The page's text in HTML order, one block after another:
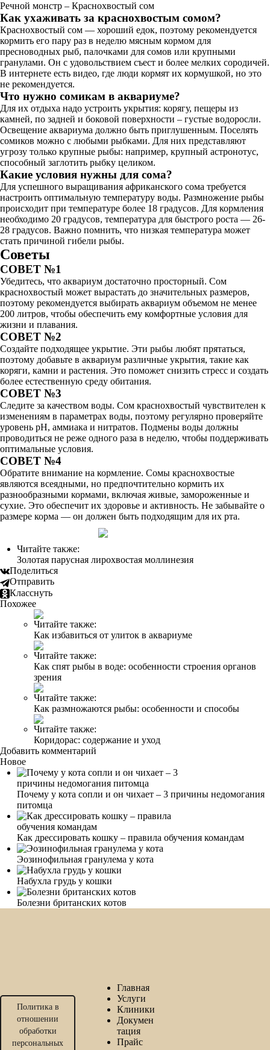
Речной монстр – Краснохвостый сом
Как ухаживать за краснохвостым сомом?
Краснохвостый сом — хороший едок, поэтому рекомендуется
кормить его пару раз в неделю мясным кормом для
пресноводных рыб, палочками для сомов или крупными
гранулами. Он с удовольствием съест и более мелких сородичей.
В интернете есть видео, где люди кормят их кормушкой, но это
не рекомендуется.
Что нужно сомикам в аквариуме?
Для их отдыха надо устроить укрытия: корягу, пещеры из
камней, по задней и боковой поверхности – густые водоросли.
Освещение аквариума должно быть приглушенным. Поселять
сомиков можно с любыми рыбками. Для них представляют
угрозу только крупные рыбы: например, крупный астронотус,
способный заглотить рыбку целиком.
Какие условия нужны для сома?
Для успешного выращивания африканского сома требуется
настроить оптимальную температуру воды. Размножение рыбы
происходит при температуре более 18 градусов. Для кормления
необходимо 20 градусов, температура для быстрого роста — 26-
28 градусов. Важно помнить, что низкая температура может
стать причиной гибели рыбы.
Советы
СОВЕТ №1
Убедитесь, что аквариум достаточно просторный. Сом
краснохвостый может вырастать до значительных размеров,
поэтому рекомендуется выбирать аквариум объемом не менее
200 литров, чтобы обеспечить ему комфортные условия для
жизни и плавания.
СОВЕТ №2
Создайте подходящее укрытие. Эти рыбы любят прятаться,
поэтому добавьте в аквариум различные укрытия, такие как
коряги, камни и растения. Это поможет снизить стресс и создать
более естественную среду обитания.
СОВЕТ №3
Следите за качеством воды. Сом краснохвостый чувствителен к
изменениям в параметрах воды, поэтому регулярно проверяйте
уровень pH, аммиака и нитратов. Подмены воды должны
проводиться не реже одного раза в неделю, чтобы поддерживать
оптимальные условия.
СОВЕТ №4
Обратите внимание на кормление. Сомы краснохвостые
являются всеядными, но предпочтительно кормить их
разнообразными кормами, включая живые, замороженные и
сухие. Это обеспечит их здоровье и активность. Не забывайте о
размере корма — он должен быть подходящим для их рта.
Читайте также:
Золотая парусная лирохвостая моллинезия
Поделиться
Отправить
Класснуть
Похожее
Читайте также:
Как избавиться от улиток в аквариуме
Читайте также:
Как спят рыбы в воде: особенности строения органов
зрения
Читайте также:
Как размножаются рыбы: особенности и способы
Читайте также:
Коридорас: содержание и уход
Добавить комментарий
Новое
Почему у кота сопли и он чихает – 3 причины недомогания
питомца
Как дрессировать кошку – правила обучения командам
Эозинофильная гранулема у кота
Набухла грудь у кошки
Болезни британских котов
Политика в
отношении
обработки
персональных
Главная
Услуги
Клиники
Докумен
тация
Прайс